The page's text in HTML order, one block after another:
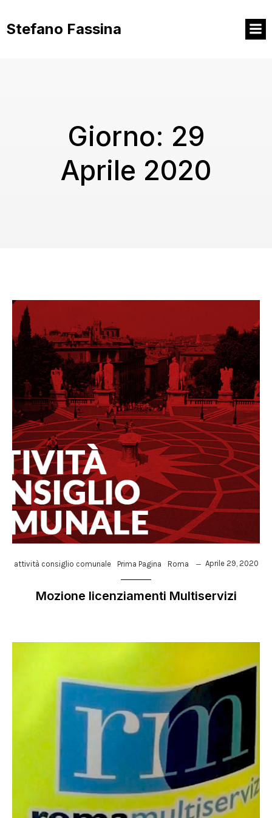
contenuto
Stefano Fassina
Giorno: 29
Aprile 2020
attività consiglio comunale Prima Pagina Roma Aprile 29, 2020
Mozione licenziamenti Multiservizi